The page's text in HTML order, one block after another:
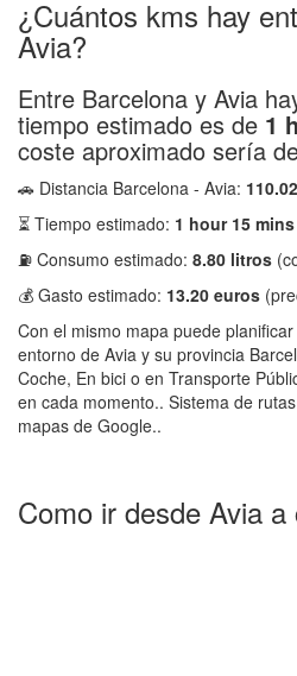
¿Cuántos kms hay
Avia?
Entre Barcelona y Avia
tiempo estimado es de 1
coste aproximado sería
🚗 Distancia Barcelona - Avia:
⏳ Tiempo estimado: 1 hour 15 mins
⛽ Consumo estimado: 8.80 litros
💰 Gasto estimado: 13.20 euros
Con el mismo mapa puede
entorno de Avia y su provincia
Coche, En bici o en Transporte
en cada momento.. Sistema de
mapas de Google..
Como ir desde Avia